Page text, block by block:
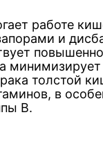
работе
и
толстой
в
B.